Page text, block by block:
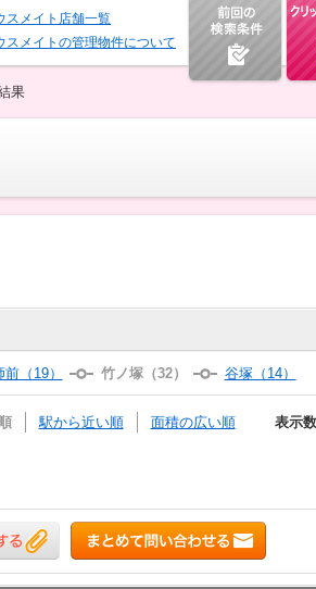
スメイト店舗一覧
スメイトの管理物件について
果
前（19） 竹ノ塚（32） 谷塚（14）
駅から近い順 面積の広い順 表示数